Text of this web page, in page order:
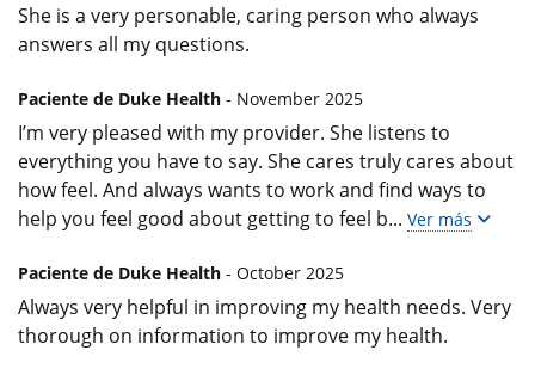
She is a very personable, caring person who always
answers all my questions.
Paciente de Duke Health - November 2025
I’m very pleased with my provider. She listens to
everything you have to say. She cares truly cares about
how feel. And always wants to work and find ways to
help you feel good about getting to feel b... Ver más
Paciente de Duke Health - October 2025
Always very helpful in improving my health needs. Very
thorough on information to improve my health.